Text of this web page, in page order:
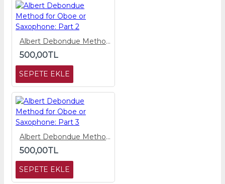
Albert Debondue Method for Oboe or Saxophone: Part 2
500,00TL
SEPETE EKLE
Albert Debondue Method for Oboe or Saxophone: Part 3
500,00TL
SEPETE EKLE